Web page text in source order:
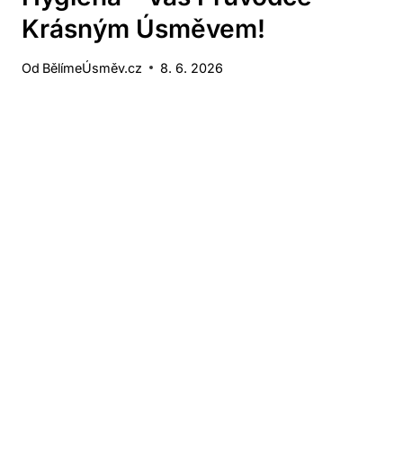
Krásným Úsměvem!
Od BělímeÚsměv.cz 8. 6. 2026